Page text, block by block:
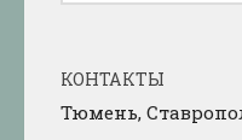
КОНТАКТЫ
Тюмень,